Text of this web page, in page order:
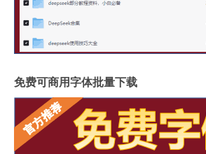
免费可商用字体批量下载